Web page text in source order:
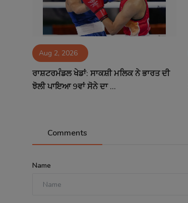
Aug 2, 2026
ਰਾਸ਼ਟਰਮੰਡਲ ਖੇਡਾਂ: ਸਾਕਸ਼ੀ ਮਲਿਕ ਨੇ ਭਾਰਤ ਦੀ
ਝੋਲੀ ਪਾਇਆ 9ਵਾਂ ਸੋਨੇ ਦਾ ...
Comments
Name